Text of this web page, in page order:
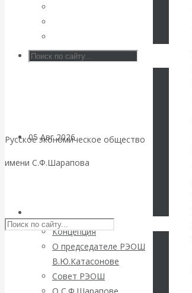
Русское экономическое общество
имени С.Ф.Шарапова
Концепция
О председателе РЭОШ
В.Ю.Катасонове
Совет РЭОШ
Россия
получила
05 Авг 2026Деньги
Валентин
раз на тему
блокировки
банковских